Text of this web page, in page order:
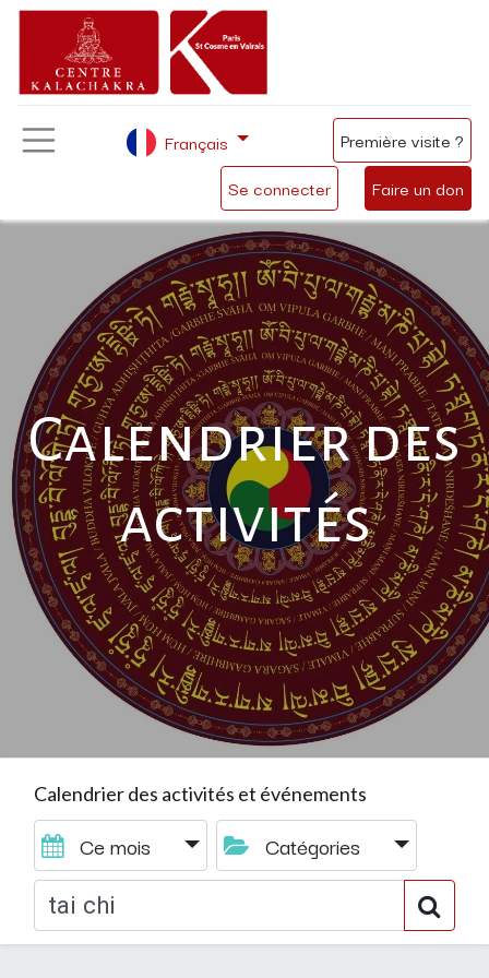
Se connecter Faire un don
Français Première visite ?
Calendrier des
activités
Calendrier des activités et événements
Ce mois Catégories